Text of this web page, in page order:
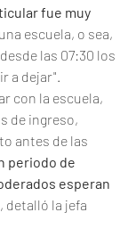
fue muy
escuela, o sea,
las 07:30 los
a dejar".
con la escuela,
de ingreso,
antes de las
periodo de
esperan
detalló la jefa